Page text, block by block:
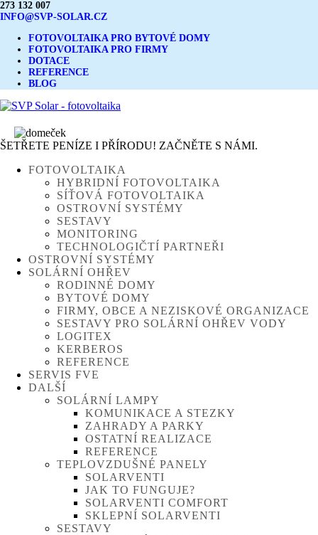
273 132 007
INFO@SVP-SOLAR.CZ
FOTOVOLTAIKA PRO BYTOVÉ DOMY
FOTOVOLTAIKA PRO FIRMY
DOTACE
REFERENCE
BLOG
ŠETŘETE PENÍZE I PŘÍRODU! ZAČNĚTE S NÁMI.
FOTOVOLTAIKA
HYBRIDNÍ FOTOVOLTAIKA
SÍŤOVÁ FOTOVOLTAIKA
OSTROVNÍ SYSTÉMY
SESTAVY
MONITORING
TECHNOLOGIČTÍ PARTNEŘI
OSTROVNÍ SYSTÉMY
SOLÁRNÍ OHŘEV
RODINNÉ DOMY
BYTOVÉ DOMY
FIRMY, OBCE A NEZISKOVÉ ORGANIZACE
SESTAVY PRO SOLÁRNÍ OHŘEV VODY
LOGITEX
KERBEROS
REFERENCE
SERVIS FVE
DALŠÍ
SOLÁRNÍ LAMPY
KOMUNIKACE A STEZKY
ZAHRADY A PARKY
OSTATNÍ REALIZACE
REFERENCE
TEPLOVZDUŠNÉ PANELY
SOLARVENTI
JAK TO FUNGUJE?
SOLARVENTI COMFORT
SKLEPNÍ SOLARVENTI
SESTAVY